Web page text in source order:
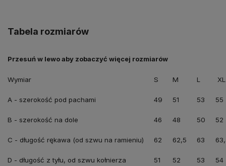
Tabela rozmiarów
Wymiar S M L XL
A - szerokość pod pachami 49 51 53 55
B - szerokość na dole 46 48 50 52
C - długość rękawa (od szwu na ramieniu) 62 62,5 63
D - długość z tyłu, od szwu kołnierza 51 52 53 54